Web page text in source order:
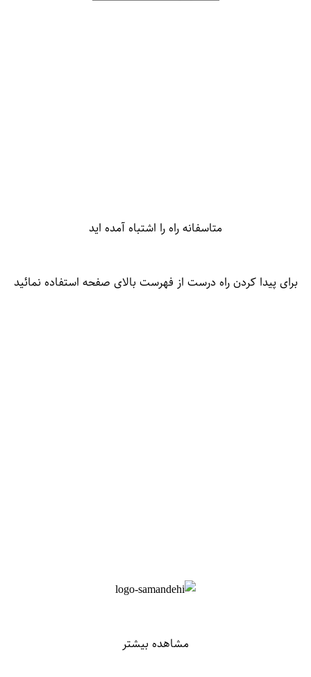
متاسفانه راه را اشتباه آمده اید
برای پیدا کردن راه درست از فهرست بالای صفحه استفاده نمائید
مشاهده بیشتر